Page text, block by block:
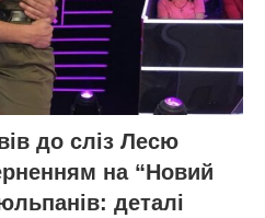
до сліз Лесю
на “Новий
деталі